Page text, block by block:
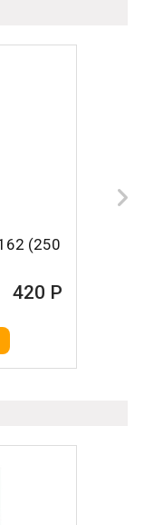
(250
420 Р
603